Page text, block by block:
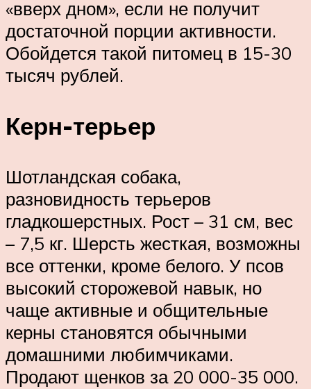
«вверх дном», если не получит
достаточной порции активности.
Обойдется такой питомец в 15-30
тысяч рублей.
Керн-терьер
Шотландская собака,
разновидность терьеров
гладкошерстных. Рост – 31 см, вес
– 7,5 кг. Шерсть жесткая, возможны
все оттенки, кроме белого. У псов
высокий сторожевой навык, но
чаще активные и общительные
керны становятся обычными
домашними любимчиками.
Продают щенков за 20 000-35 000.